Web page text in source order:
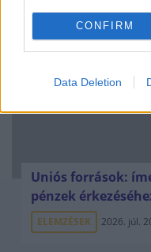
CONFIRM
Data Deletion
Uniós források:
pénzek
ELEMZÉSEK 2026. júl.